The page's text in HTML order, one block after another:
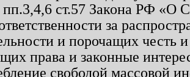
пп.3,4,6 ст.57 Закона РФ «О
за
и порочащих честь
права и законные
свободой массовой